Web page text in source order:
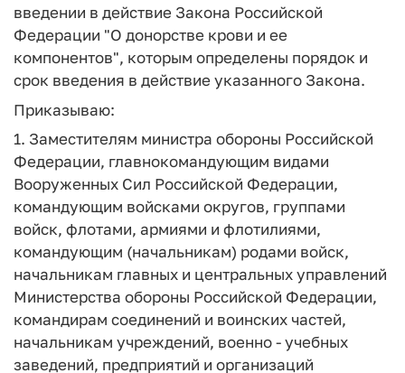
введении в действие Закона Российской
Федерации "О донорстве крови и ее
компонентов", которым определены порядок и
срок введения в действие указанного Закона.
Приказываю:
1. Заместителям министра обороны Российской
Федерации, главнокомандующим видами
Вооруженных Сил Российской Федерации,
командующим войсками округов, группами
войск, флотами, армиями и флотилиями,
командующим (начальникам) родами войск,
начальникам главных и центральных управлений
Министерства обороны Российской Федерации,
командирам соединений и воинских частей,
начальникам учреждений, военно - учебных
заведений, предприятий и организаций